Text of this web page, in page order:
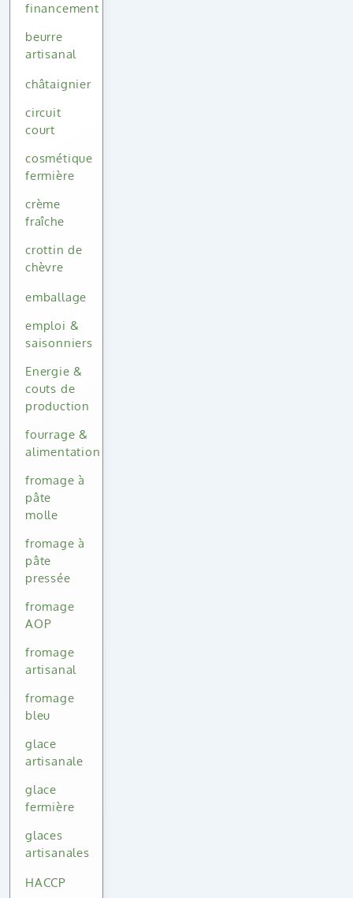
financement
beurre
artisanal
châtaignier
circuit
court
cosmétique
fermière
crème
fraîche
crottin de
chèvre
emballage
emploi &
saisonniers
Energie &
couts de
production
fourrage &
alimentation
fromage à
pâte
molle
fromage à
pâte
pressée
fromage
AOP
fromage
artisanal
fromage
bleu
glace
artisanale
glace
fermière
glaces
artisanales
HACCP